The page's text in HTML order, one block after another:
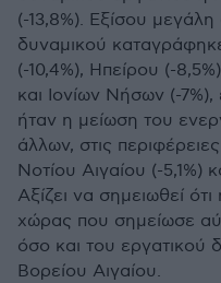
(-13,8%). Εξίσου
δυναμικού καταγράφηκε
(-10,4%), Ηπείρου (-
και Ιονίων Νήσων (-7%),
ήταν η μείωση του
άλλων, στις
Νοτίου Αιγαίου (-5,1%)
Αξίζει να σημειωθεί
χώρας που σημείωσε
όσο και του εργατικού
Βορείου Αιγαίου.